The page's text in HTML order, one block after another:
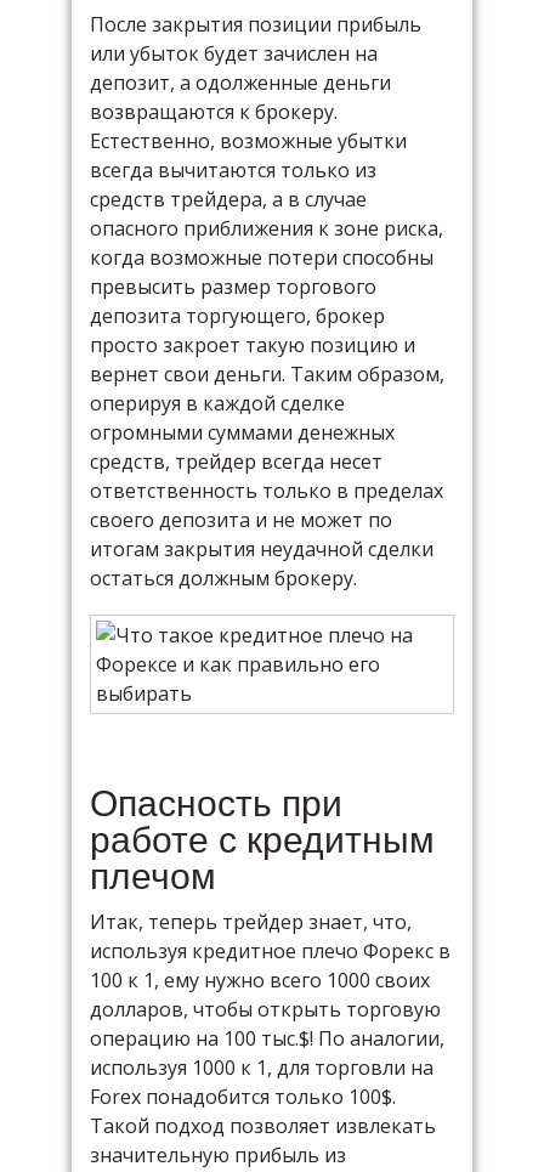
После закрытия позиции прибыль
или убыток будет зачислен на
депозит, а одолженные деньги
возвращаются к брокеру.
Естественно, возможные убытки
всегда вычитаются только из
средств трейдера, а в случае
опасного приближения к зоне риска,
когда возможные потери способны
превысить размер торгового
депозита торгующего, брокер
просто закроет такую позицию и
вернет свои деньги. Таким образом,
оперируя в каждой сделке
огромными суммами денежных
средств, трейдер всегда несет
ответственность только в пределах
своего депозита и не может по
итогам закрытия неудачной сделки
остаться должным брокеру.
Опасность при
работе с кредитным
плечом
Итак, теперь трейдер знает, что,
используя кредитное плечо Форекс в
100 к 1, ему нужно всего 1000 своих
долларов, чтобы открыть торговую
операцию на 100 тыс.$! По аналогии,
используя 1000 к 1, для торговли на
Forex понадобится только 100$.
Такой подход позволяет извлекать
значительную прибыль из